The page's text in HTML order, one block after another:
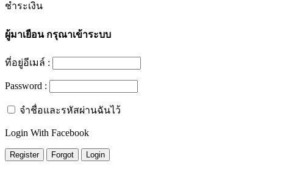
ชำระเงิน
ผู้มาเยือนกรุณาเข้าระบบ
ที่อยู่อีเมล์ :
Password :
จำชื่อและรหัสผ่านฉันไว้
Login With Facebook